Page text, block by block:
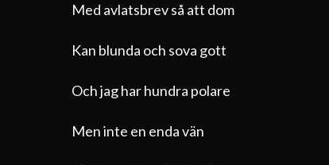
Med avlatsbrev så att dom
Kan blunda och sova gott
Och jag har hundra polare
Men inte en enda vän